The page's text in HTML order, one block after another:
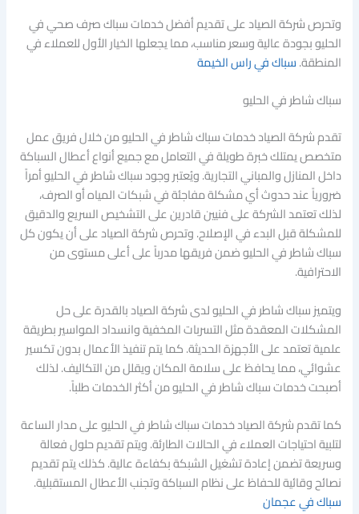
وتحرص شركة الصياد على تقديم أفضل خدمات سباك صرف صحي في
الحليو بجودة عالية وسعر مناسب، مما يجعلها الخيار الأول للعملاء في
المنطقة.سباك في راس الخيمة
سباك شاطر في الحليو
تقدم شركة الصياد خدمات سباك شاطر في الحليو من خلال فريق عمل
متخصص يمتلك خبرة طويلة في التعامل مع جميع أنواع أعطال السباكة
داخل المنازل والمباني التجارية. ويُعتبر وجود سباك شاطر في الحليو أمراً
ضرورياً عند حدوث أي مشكلة مفاجئة في شبكات المياه أو الصرف،
لذلك تعتمد الشركة على فنيين قادرين على التشخيص السريع والدقيق
للمشكلة قبل البدء في الإصلاح. وتحرص شركة الصياد على أن يكون كل
سباك شاطر في الحليو ضمن فريقها مدرباً على أعلى مستوى من
الاحترافية.
ويتميز سباك شاطر في الحليو لدى شركة الصياد بالقدرة على حل
المشكلات المعقدة مثل التسربات المخفية وانسداد المواسير بطريقة
علمية تعتمد على الأجهزة الحديثة. كما يتم تنفيذ الأعمال بدون تكسير
عشوائي، مما يحافظ على سلامة المكان ويقلل من التكاليف. لذلك
أصبحت خدمات سباك شاطر في الحليو من أكثر الخدمات طلباً.
كما تقدم شركة الصياد خدمات سباك شاطر في الحليو على مدار الساعة
لتلبية احتياجات العملاء في الحالات الطارئة. ويتم تقديم حلول فعالة
وسريعة تضمن إعادة تشغيل الشبكة بكفاءة عالية. كذلك يتم تقديم
نصائح وقائية للحفاظ على نظام السباكة وتجنب الأعطال المستقبلية.
سباك في عجمان